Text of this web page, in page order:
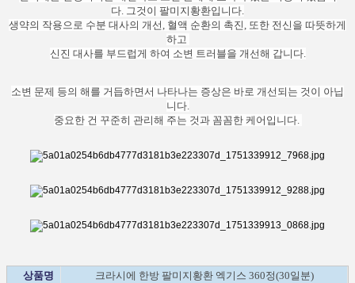
다. 그것이 팔미지황환입니다.
생약의 작용으로 수분 대사의 개선, 혈액 순환의 촉진, 또한 전신을 따뜻하게
하고
신진 대사를 부드럽게 하여 소변 트러블을 개선해 갑니다.
소변 문제 등의 해를 거듭하면서 나타나는 증상은 바로 개선되는 것이 아닙
니다.
중요한 건 꾸준히 관리해 주는 것과 꼼꼼한 케어입니다.
상품명
크라시에 한방 팔미지황환 엑기스 360정(30일분)